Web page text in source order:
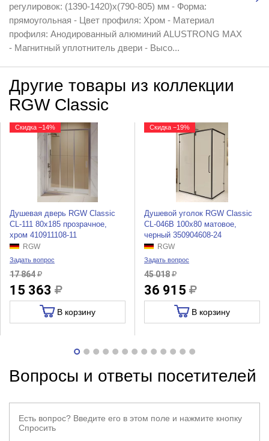
регулировок: (1390-1420)x(790-805) мм - Форма:
прямоугольная - Цвет профиля: Хром - Материал
профиля: Анодированный алюминий ALUSTRONG MAX
- Магнитный уплотнитель двери - Высо...
Другие товары из коллекции
RGW Classic
Скидка −14%
Душевая дверь RGW Classic
CL-111 80x185 прозрачное,
хром 410911108-11
RGW
Задать вопрос
17 864
15 363
В корзину
Скидка −19%
Душевой уголок RGW Classic
CL-046B 100x80 матовое,
черный 350904608-24
RGW
Задать вопрос
45 018
36 915
В корзину
Вопросы и ответы посетителей